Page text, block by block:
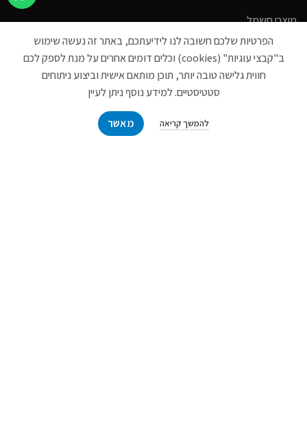
מוצרי חשמל
מחשבים
מסכי מחשב
הפרטיות שלכם חשובה לנו לידיעתכם, באתר זה נעשה שימוש
ב"קבצי עוגיות" (cookies) וכלים דומים אחרים על מנת לספק לכם
חווית גלישה טובה יותר, תוכן מותאם אישית וביצוע ניתוחים
סטטיסטיים. למידע נוסף ניתן לעיין
להמשך קריאה מאשר